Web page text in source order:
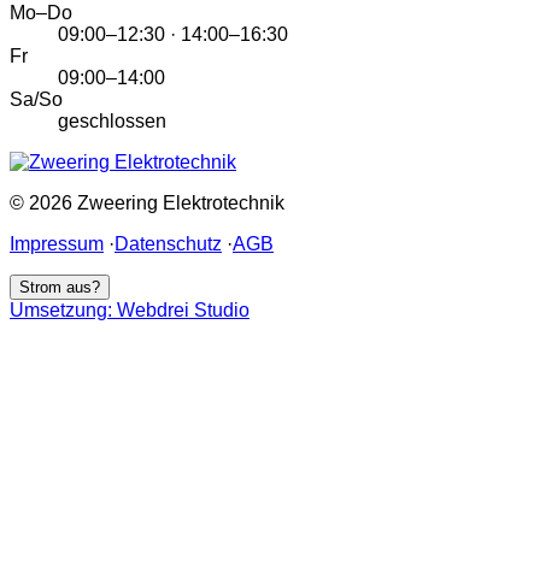
Mo–Do
09:00–12:30 · 14:00–16:30
Fr
09:00–14:00
Sa/So
geschlossen
© 2026 Zweering Elektrotechnik
Impressum ·Datenschutz ·AGB
Strom aus?
Umsetzung: Webdrei Studio